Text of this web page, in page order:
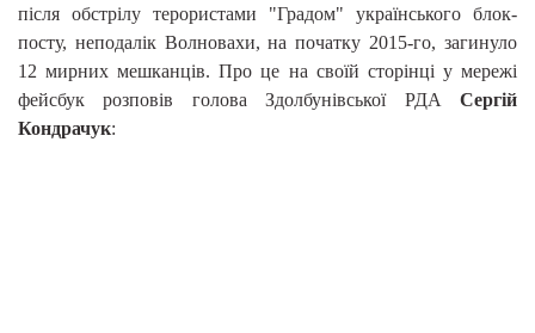
після обстрілу терористами "Градом" українського блок-
посту, неподалік Волновахи, на початку 2015-го, загинуло
12 мирних мешканців. Про це на своїй сторінці у мережі
фейсбук розповів голова Здолбунівської РДА Сергій
Кондрачук: